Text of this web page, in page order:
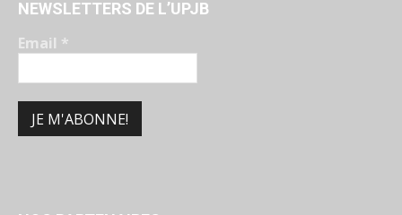
NEWSLETTERS DE L’UPJB
Email *